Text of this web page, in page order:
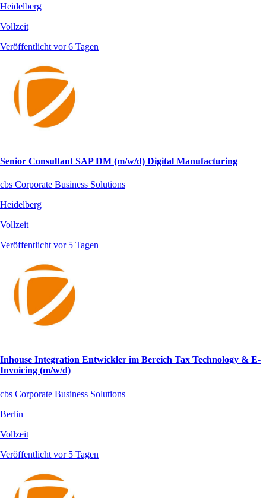
Heidelberg
Vollzeit
Veröffentlicht vor 6 Tagen
Senior Consultant SAP DM (m/w/d) Digital Manufacturing
cbs Corporate Business Solutions
Heidelberg
Vollzeit
Veröffentlicht vor 5 Tagen
Inhouse Integration Entwickler im Bereich Tax Technology & E-
Invoicing (m/w/d)
cbs Corporate Business Solutions
Berlin
Vollzeit
Veröffentlicht vor 5 Tagen